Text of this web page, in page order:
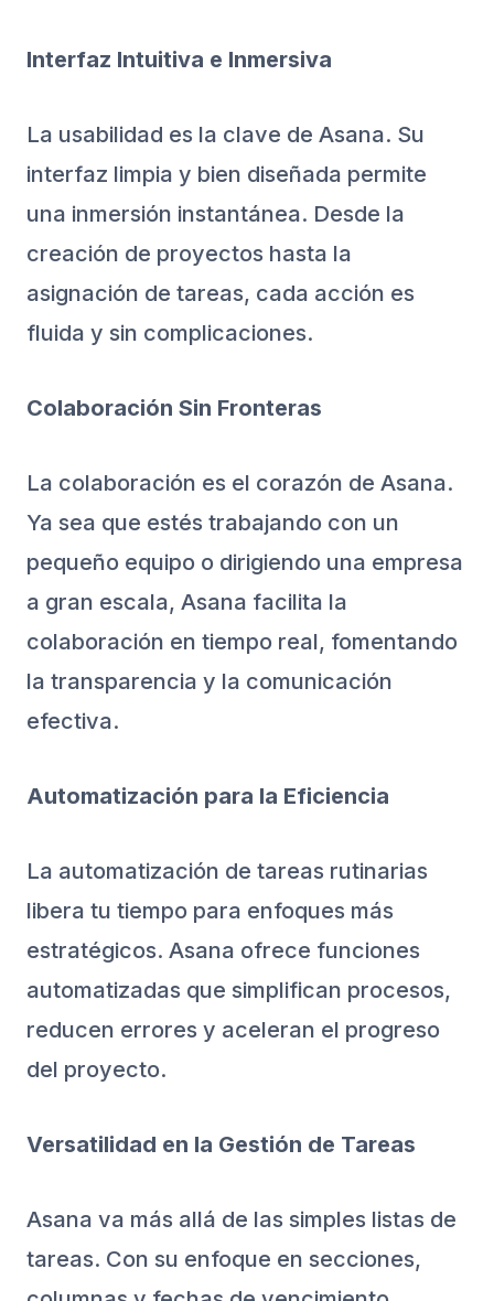
Interfaz Intuitiva e Inmersiva
La usabilidad es la clave de Asana. Su
interfaz limpia y bien diseñada permite
una inmersión instantánea. Desde la
creación de proyectos hasta la
asignación de tareas, cada acción es
fluida y sin complicaciones.
Colaboración Sin Fronteras
La colaboración es el corazón de Asana.
Ya sea que estés trabajando con un
pequeño equipo o dirigiendo una empresa
a gran escala, Asana facilita la
colaboración en tiempo real, fomentando
la transparencia y la comunicación
efectiva.
Automatización para la Eficiencia
La automatización de tareas rutinarias
libera tu tiempo para enfoques más
estratégicos. Asana ofrece funciones
automatizadas que simplifican procesos,
reducen errores y aceleran el progreso
del proyecto.
Versatilidad en la Gestión de Tareas
Asana va más allá de las simples listas de
tareas. Con su enfoque en secciones,